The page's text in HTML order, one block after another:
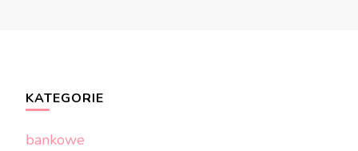
KATEGORIE
bankowe